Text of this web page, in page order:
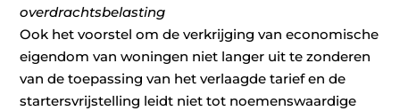
overdrachtsbelasting
Ook het voorstel om de verkrijging van economische
eigendom van woningen niet langer uit te zonderen
van de toepassing van het verlaagde tarief en de
startersvrijstelling leidt niet tot noemenswaardige